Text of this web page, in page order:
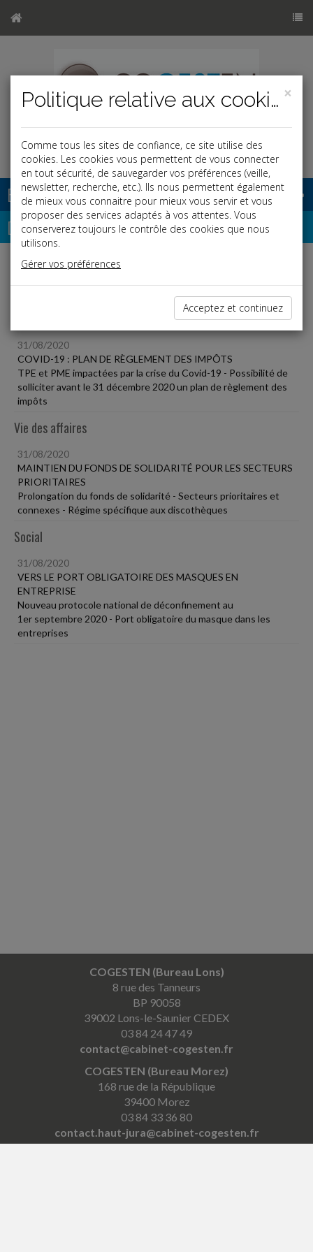
Base documentaire
Dépêches
Liste des dernières dépêches
31/08/2020
COVID-19 : PLAN DE RÈGLEMENT DES IMPÔTS
TPE et PME impactées par la crise du Covid-19 - Possibilité de
solliciter avant le 31 décembre 2020 un plan de règlement des
impôts
Vie des affaires
31/08/2020
MAINTIEN DU FONDS DE SOLIDARITÉ POUR LES SECTEURS
PRIORITAIRES
Prolongation du fonds de solidarité - Secteurs prioritaires et
connexes - Régime spécifique aux discothèques
Social
31/08/2020
VERS LE PORT OBLIGATOIRE DES MASQUES EN
ENTREPRISE
Nouveau protocole national de déconfinement au
1er septembre 2020 - Port obligatoire du masque dans les
entreprises
COGESTEN (Bureau Lons)
8 rue des Tanneurs
BP 90058
39002 Lons-le-Saunier CEDEX
03 84 24 47 49
contact@cabinet-cogesten.fr
COGESTEN (Bureau Morez)
168 rue de la République
39400 Morez
03 84 33 36 80
contact.haut-jura@cabinet-cogesten.fr
×
Politique relative aux cookies
Comme tous les sites de confiance, ce site utilise des
cookies. Les cookies vous permettent de vous connecter
en tout sécurité, de sauvegarder vos préférences (veille,
newsletter, recherche, etc.). Ils nous permettent également
de mieux vous connaitre pour mieux vous servir et vous
proposer des services adaptés à vos attentes. Vous
conserverez toujours le contrôle des cookies que nous
utilisons.
Gérer vos préférences
Acceptez et continuez